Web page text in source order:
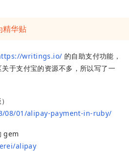
精华贴
writings.io/ 的自助支付功能，
于支付宝的资源不多，所以写了一
08/01/alipay-payment-in-ruby/
gem
alipay